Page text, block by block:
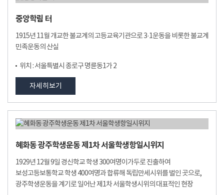
중앙학림 터
1915년 11월 개교한 불교계의 고등교육기관으로 3·1운동을 비롯한 불교계
민족운동의 산실
위치 : 서울특별시 종로구 명륜동1가 2
자세히보기
혜화동 광주학생운동 제1차 서울학생항일시위지
1929년 12월 9일 경신학교 학생 300여명이가두로 진출하여
보성고등보통학교 학생 400여명과 합류해 독립만세시위를 벌인 곳으로,
광주학생운동을 계기로 일어난 제1차 서울학생시위의 대표적인 현장